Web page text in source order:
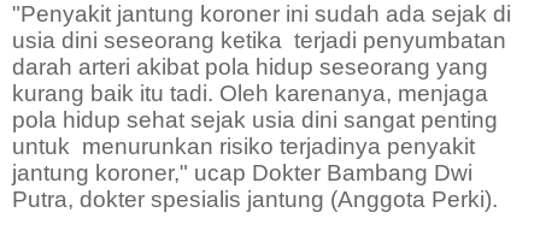
"Penyakit jantung koroner ini sudah ada sejak di
usia dini seseorang ketika terjadi penyumbatan
darah arteri akibat pola hidup seseorang yang
kurang baik itu tadi. Oleh karenanya, menjaga
pola hidup sehat sejak usia dini sangat penting
untuk menurunkan risiko terjadinya penyakit
jantung koroner," ucap Dokter Bambang Dwi
Putra, dokter spesialis jantung (Anggota Perki).